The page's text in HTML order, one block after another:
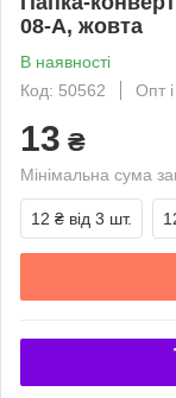
08-A, жовта
В наявності
Код: 50562
Опт
13 ₴
Мінімальна сума
12 ₴ від 3 шт.